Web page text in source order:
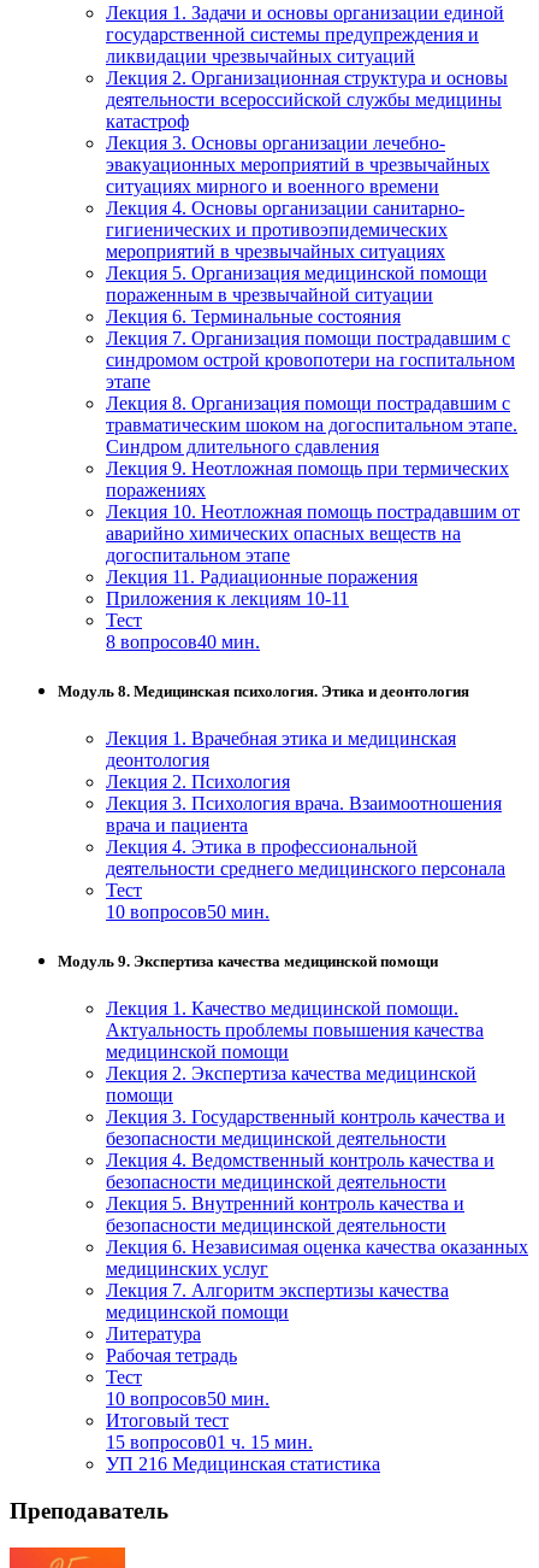
Лекция 1. Задачи и основы организации единой
государственной системы предупреждения и
ликвидации чрезвычайных ситуаций
Лекция 2. Организационная структура и основы
деятельности всероссийской службы медицины
катастроф
Лекция 3. Основы организации лечебно-
эвакуационных мероприятий в чрезвычайных
ситуациях мирного и военного времени
Лекция 4. Основы организации санитарно-
гигиенических и противоэпидемических
мероприятий в чрезвычайных ситуациях
Лекция 5. Организация медицинской помощи
пораженным в чрезвычайной ситуации
Лекция 6. Терминальные состояния
Лекция 7. Организация помощи пострадавшим с
синдромом острой кровопотери на госпитальном
этапе
Лекция 8. Организация помощи пострадавшим с
травматическим шоком на догоспитальном этапе.
Синдром длительного сдавления
Лекция 9. Неотложная помощь при термических
поражениях
Лекция 10. Неотложная помощь пострадавшим от
аварийно химических опасных веществ на
догоспитальном этапе
Лекция 11. Радиационные поражения
Приложения к лекциям 10-11
Тест
8 вопросов40 мин.
Модуль 8. Медицинская психология. Этика и деонтология
Лекция 1. Врачебная этика и медицинская
деонтология
Лекция 2. Психология
Лекция 3. Психология врача. Взаимоотношения
врача и пациента
Лекция 4. Этика в профессиональной
деятельности среднего медицинского персонала
Тест
10 вопросов50 мин.
Модуль 9. Экспертиза качества медицинской помощи
Лекция 1. Качество медицинской помощи.
Актуальность проблемы повышения качества
медицинской помощи
Лекция 2. Экспертиза качества медицинской
помощи
Лекция 3. Государственный контроль качества и
безопасности медицинской деятельности
Лекция 4. Ведомственный контроль качества и
безопасности медицинской деятельности
Лекция 5. Внутренний контроль качества и
безопасности медицинской деятельности
Лекция 6. Независимая оценка качества оказанных
медицинских услуг
Лекция 7. Алгоритм экспертизы качества
медицинской помощи
Литература
Рабочая тетрадь
Тест
10 вопросов50 мин.
Итоговый тест
15 вопросов01 ч. 15 мин.
УП 216 Медицинская статистика
Преподаватель